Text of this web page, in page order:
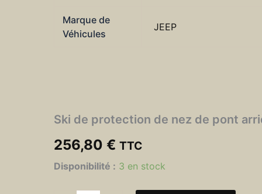
Marque de
Véhicules
JEEP
Ski de protection de nez de pont
256,80 € TTC
Disponibilité : 3 en stock
quantité